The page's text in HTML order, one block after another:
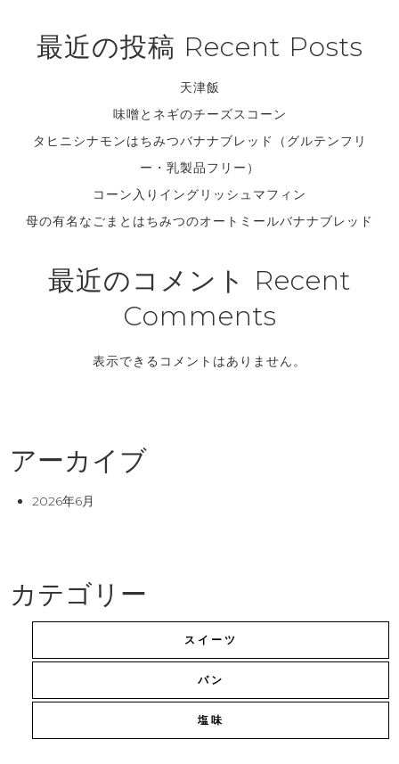
最近の投稿 Recent Posts
天津飯
味噌とネギのチーズスコーン
タヒニシナモンはちみつバナナブレッド（グルテンフリ
ー・乳製品フリー）
コーン入りイングリッシュマフィン
母の有名なごまとはちみつのオートミールバナナブレッド
最近のコメント Recent
Comments
表示できるコメントはありません。
アーカイブ
2026年6月
カテゴリー
スイーツ
パン
塩味